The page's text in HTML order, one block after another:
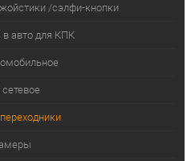
/сэлфи-кнопки
в авто для КПК